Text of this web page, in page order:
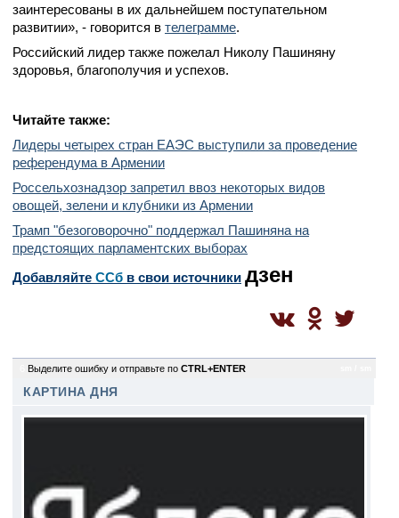
заинтересованы в их дальнейшем поступательном
развитии», - говорится в телеграмме.
Российский лидер также пожелал Николу Пашиняну
здоровья, благополучия и успехов.
Читайте также:
Лидеры четырех стран ЕАЭС выступили за проведение
референдума в Армении
Россельхознадзор запретил ввоз некоторых видов
овощей, зелени и клубники из Армении
Трамп "безоговорочно" поддержал Пашиняна на
предстоящих парламентских выборах
Добавляйте CСб в свои источники дзен
Выделите ошибку и отправьте по CTRL+ENTER
КАРТИНА ДНЯ